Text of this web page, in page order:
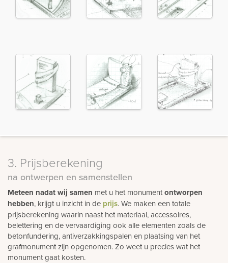
3. Prijsberekening
na ontwerpen en samenstellen
Meteen nadat wij samen met u het monumentontworpen
hebben, krijgt u inzicht in de prijs. We maken een totale
prijsberekening waarin naast het materiaal, accessoires,
belettering en de vervaardiging ook alle elementen zoals de
betonfundering, antiverzakkingspalen en plaatsing van het
grafmonument zijn opgenomen. Zo weet u precies wat het
monument gaat kosten.